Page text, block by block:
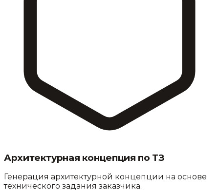
Архитектурная концепция по ТЗ
Генерация архитектурной концепции на основе
технического задания заказчика.